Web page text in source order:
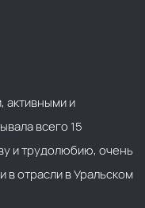
активными и
всего 15
и трудолюбию, очень
отрасли в Уральском